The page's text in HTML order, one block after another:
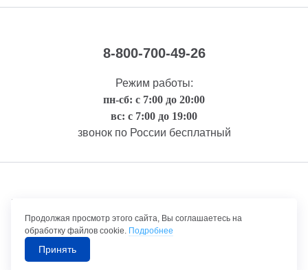
8-800-700-49-26
Режим работы:
пн-сб: с 7:00 до 20:00
вс: с 7:00 до 19:00
звонок по России бесплатный
Правовая информация
©1992-2026 ТрансТехСервис – продажа и обслуживание автомобилей.
Продолжая просмотр этого сайта, Вы соглашаетесь на
обработку файлов cookie. Подробнее
Принять